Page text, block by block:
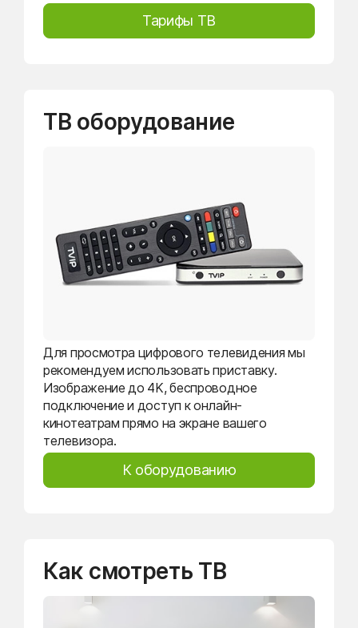
Тарифы ТВ
ТВ оборудование
Для просмотра цифрового телевидения мы
рекомендуем использовать приставку.
Изображение до 4K, беспроводное
подключение и доступ к онлайн-
кинотеатрам прямо на экране вашего
телевизора.
К оборудованию
Как смотреть ТВ